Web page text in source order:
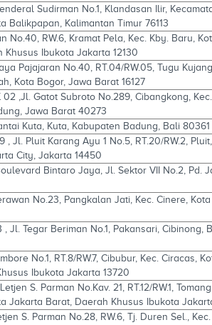
Sudirman No.1, Klandasan Ilir,
Balikpapan, Kalimantan Timur 76113
No.40, RW.6, Kramat Pela, Kec. Kby. Baru,
Ibukota Jakarta 12130
Pajajaran No.40, RT.04/RW.05, Tugu
Kota Bogor, Jawa Barat 16127
02 ,Jl. Gatot Subroto No.289, Cibangkong, Kec.
Jawa Barat 40273
Kuta, Kuta, Kabupaten Badung, Bali 80361
, Jl. Pluit Karang Ayu 1 No.5, RT.20/RW.2, Pluit,
City, Jakarta 14450
Bintaro Jaya, Jl. Sektor VII No.2, Pd.
No.23, Pangkalan Jati, Kec. Cinere,
, Jl. Tegar Beriman No.1, Pakansari, Cibinong,
No.1, RT.8/RW.7, Cibubur, Kec. Ciracas,
Ibukota Jakarta 13720
S. Parman No.Kav. 21, RT.12/RW.1,
Jakarta Barat, Daerah Khusus Ibukota
S. Parman No.28, RW.6, Tj. Duren Sel.,